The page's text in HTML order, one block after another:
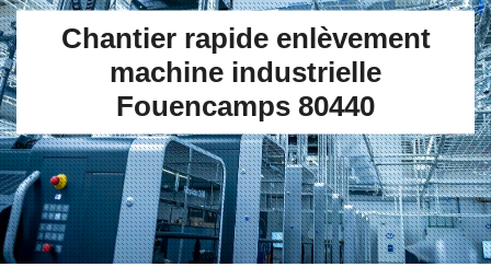
Chantier rapide enlèvement
machine industrielle
Fouencamps 80440